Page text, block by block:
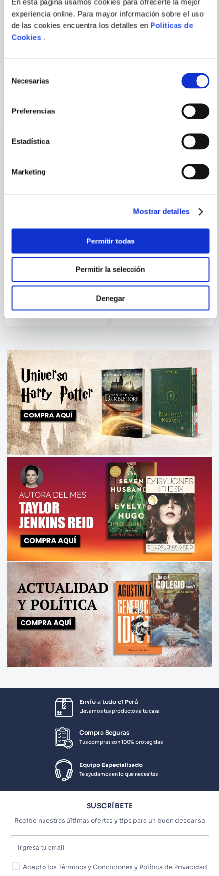
En esta pagina usamos cookies para ofrecerte la mejor
experiencia online. Para mayor información sobre el uso
de las cookies encuentra los detalles en Politicas de
Cookies.
Necesarias
Preferencias
Estadística
Marketing
Mostrar detalles
Permitir todas
Permitir la selección
Denegar
ENVIAR
COMENTARIO
COMO SER UN ESTOICO
SU HIJO, UNA PERSONA
COMPETENTE
VER TODOS
ANABEL GONZALEZ
CUANDO EL CUERPO HABLA
LUIS CARBAJAL
HABLAR CON EL CUERPO
Envío a todo el Perú
Llevamos tus productos a tu casa
Compra Seguras
Tus compras son 100% protegidas
Equipo Especializado
Te ayudamos en lo que necesites
SUSCRÍBETE
Recibe nuestras últimas ofertas y tips para un buen descanso
Acepto los Términos y Condiciones y Política de Privacidad